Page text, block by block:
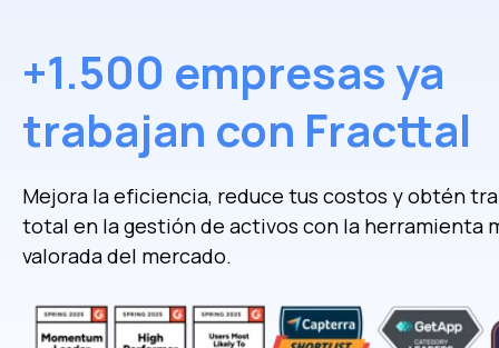
+1.500 empresas ya
trabajan con Fracttal
Mejora la eficiencia, reduce tus costos y obtén
total en la gestión de activos con la herramienta
valorada del mercado.